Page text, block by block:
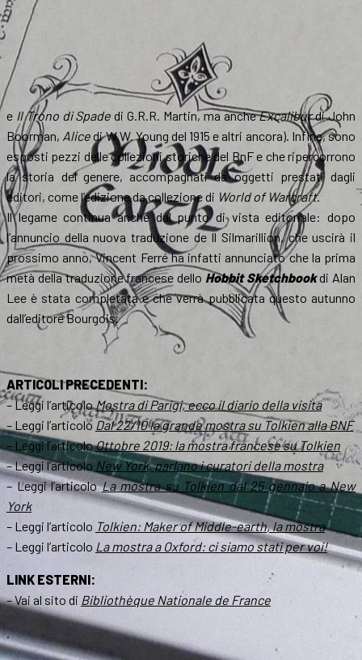
e Il Trono di Spade di G.R.R. Martin, ma ancheExcaliburdi John
Boorman, Alicedi W.W. Young del 1915 e altri ancora). Infine, sono
esposti pezzi delle collezioni storiche del BnF e che ripercorrono
la storia del genere, accompagnati da oggetti prestati dagli
editori, come l’edizione da collezione di World of Warcraft.
Il legame continua anche dal punto di vista editoriale: dopo
l’annuncio della nuova traduzione de Il Silmarillion, che uscirà il
prossimo anno, Vincent Ferré ha infatti annunciato che la prima
metà della traduzione francese dello Hobbit Sketchbookdi Alan
Lee è stata completata e che verrà pubblicata questo autunno
dall’editore Bourgois.
ARTICOLI PRECEDENTI:
– Leggi l’articoloMostra di Parigi, ecco il diario della visita
– Leggi l’articolo Dal 22/10 la grande mostra su Tolkien alla BNF
– Leggi l’articoloOttobre 2019: la mostra francese su Tolkien
– Leggi l’articolo New York, parlano i curatori della mostra
– Leggi l’articoloLa mostra su Tolkien dal 25 gennaio a New
York
– Leggi l’articolo Tolkien: Maker of Middle-earth, la mostra
– Leggi l’articolo La mostra a Oxford: ci siamo stati per voi!
LINK ESTERNI:
– Vai al sito di Bibliothèque Nationale de France
.